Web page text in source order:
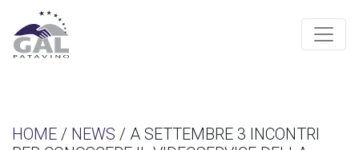
HOME / NEWS / A SETTEMBRE 3 INCONTRI